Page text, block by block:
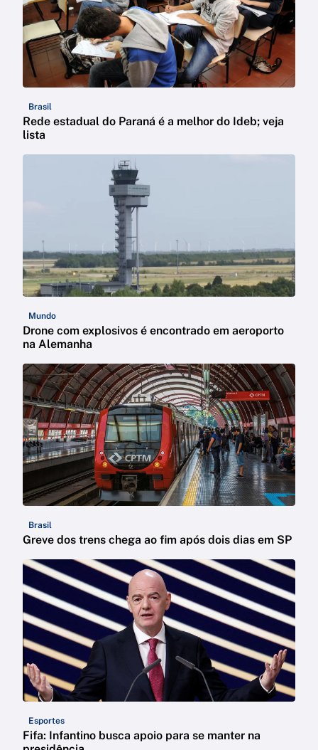
Brasil
Rede estadual do Paraná é a melhor do Ideb; veja
lista
Mundo
Drone com explosivos é encontrado em aeroporto
na Alemanha
Brasil
Greve dos trens chega ao fim após dois dias em SP
Esportes
Fifa: Infantino busca apoio para se manter na